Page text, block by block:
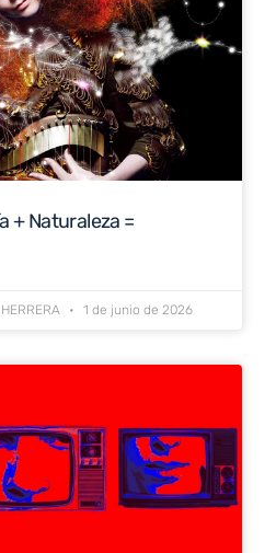
+ Naturaleza =
1 de junio de 2026